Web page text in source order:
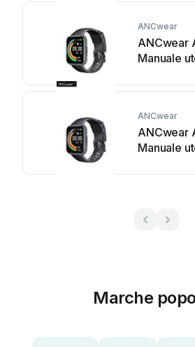
ANCwear
ANCwear
Manuale
ANCwear
ANCwear
Manuale
Marche